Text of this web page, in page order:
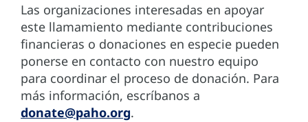
Las organizaciones interesadas en apoyar
este llamamiento mediante contribuciones
financieras o donaciones en especie pueden
ponerse en contacto con nuestro equipo
para coordinar el proceso de donación. Para
más información, escríbanos a
donate@paho.org.